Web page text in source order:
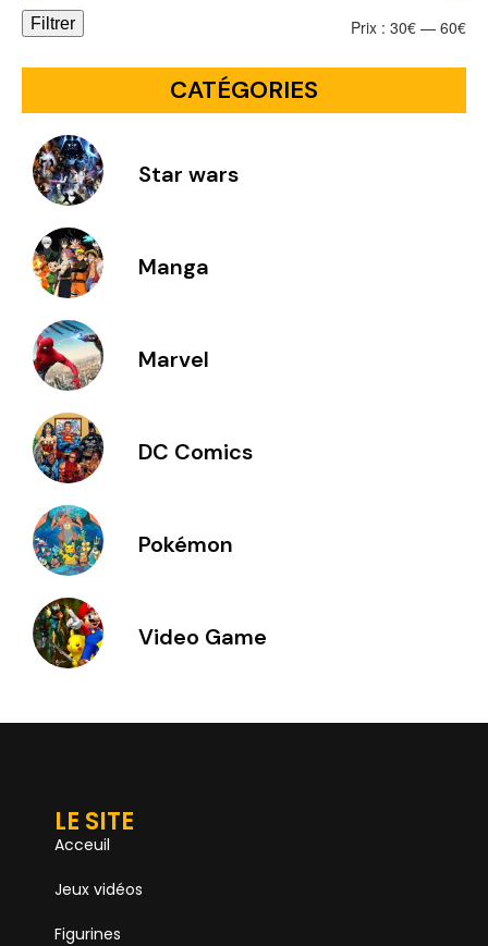
Filtrer Prix : 30€ — 60€
CATÉGORIES
Star wars
Manga
Marvel
DC Comics
Pokémon
Video Game
LE SITE
Acceuil
Jeux vidéos
Figurines